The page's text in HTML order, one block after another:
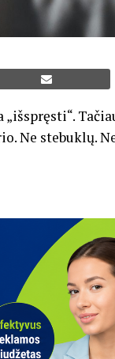
Ne stebuklų.